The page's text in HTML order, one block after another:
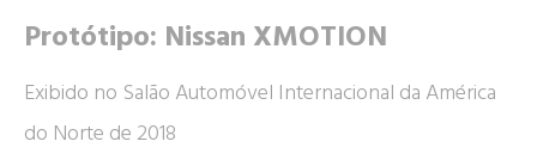
Protótipo: Nissan XMOTION
Exibido no Salão Automóvel Internacional da América
do Norte de 2018